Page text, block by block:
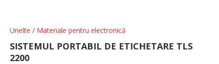
Unelte / Materiale pentru electronică
SISTEMUL PORTABIL DE ETICHETARE TLS
2200